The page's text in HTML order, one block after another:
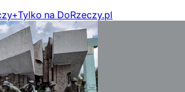
Tylko na DoRzeczy.pl